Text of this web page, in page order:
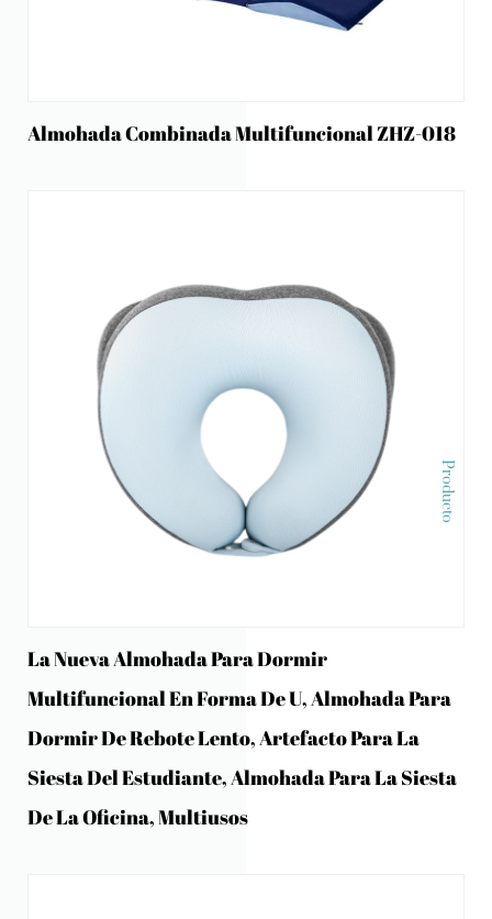
Almohada Combinada Multifuncional ZHZ-018
Producto
La Nueva Almohada Para Dormir
Multifuncional En Forma De U, Almohada Para
Dormir De Rebote Lento, Artefacto Para La
Siesta Del Estudiante, Almohada Para La Siesta
De La Oficina, Multiusos